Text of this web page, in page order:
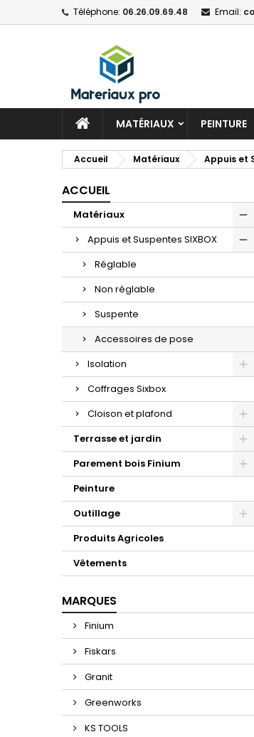
Téléphone: 06.26.09.69.48 Email:
MATÉRIAUX PEINTURE
Accueil Matériaux Appuis et
ACCUEIL
Matériaux
Appuis et Suspentes SIXBOX
Réglable
Non réglable
Suspente
Accessoires de pose
Isolation
Coffrages Sixbox
Cloison et plafond
Terrasse et jardin
Parement bois Finium
Peinture
Outillage
Produits Agricoles
Vêtements
MARQUES
Finium
Fiskars
Granit
Greenworks
KS TOOLS